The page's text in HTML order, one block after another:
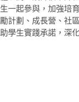
一起參與，加強培
計劃、成長營、社
學生實踐承諾，深